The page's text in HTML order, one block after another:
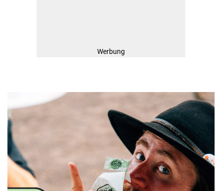
Werbung